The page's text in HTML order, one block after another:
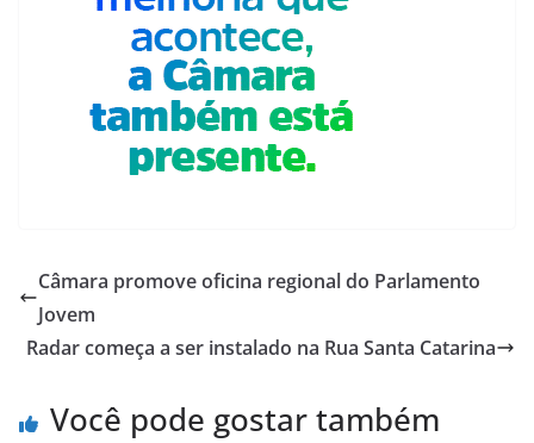
Câmara promove oficina regional do Parlamento
Jovem
Radar começa a ser instalado na Rua Santa Catarina
Você pode gostar também